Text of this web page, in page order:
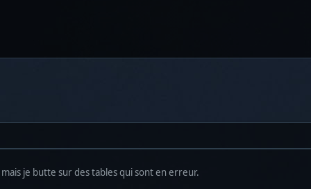
je butte sur des tables qui sont en erreur.